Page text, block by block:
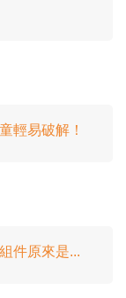
輕易破解！
件原來是...